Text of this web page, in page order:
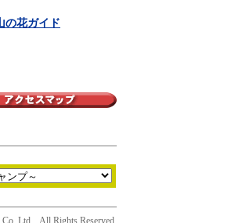
の花ガイド
Co.,Ltd All Rights Reserved.